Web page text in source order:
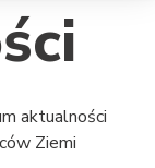
aktualności
Ziemi